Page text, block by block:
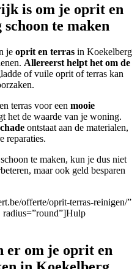
is om je oprit en
te maken
je oprit en terras in Koekelberg
Allereerst helpt het om de
of vuile oprit of terras kan
terras voor een mooie
het de waarde van je woning.
ontstaat aan de materialen,
reparaties.
te maken, kun je dus niet
maar ook geld besparen
offerte/oprit-terras-reinigen/”
radius=”round”]Hulp
er om je oprit en